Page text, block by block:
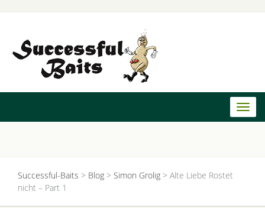
Successful-Baits > Blog > Simon Grolig > Alte Liebe Rostet
nicht – Part 1